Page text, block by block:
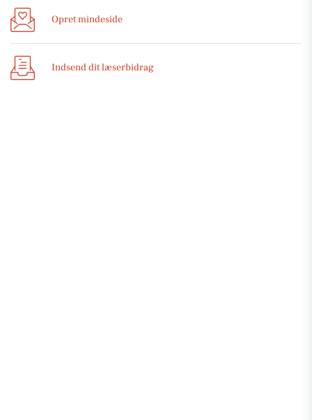
Opret mindeside
Indsend dit læserbidrag